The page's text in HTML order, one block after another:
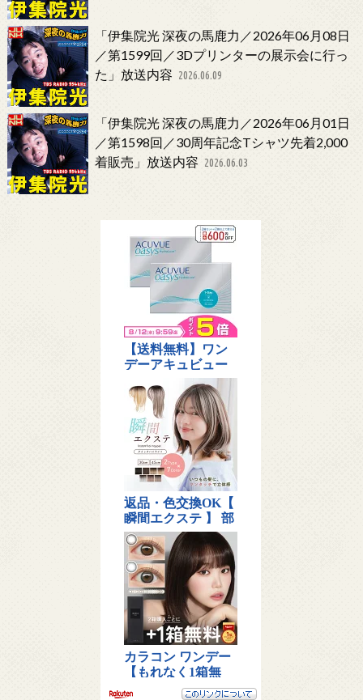
「伊集院光 深夜の馬鹿力／2026年06月08日
／第1599回／3Dプリンターの展示会に行っ
た」放送内容 2026.06.09
「伊集院光 深夜の馬鹿力／2026年06月01日
／第1598回／30周年記念Tシャツ先着2,000
着販売」放送内容 2026.06.03